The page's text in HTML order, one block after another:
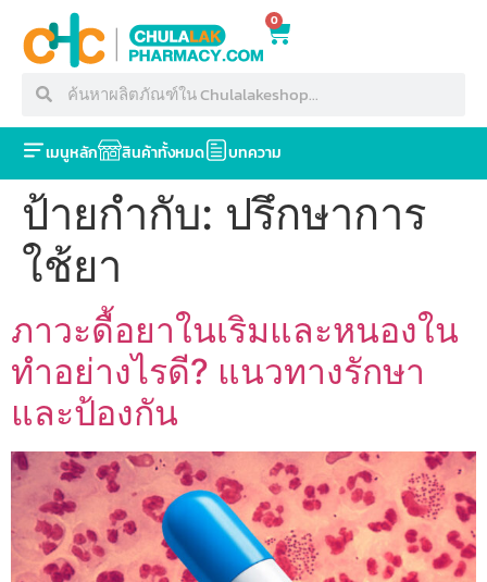
0
เมนูหลัก สินค้าทั้งหมด บทความ
ป้ายกำกับ: ปรึกษาการ
ใช้ยา
ภาวะดื้อยาในเริมและหนองใน
ทำอย่างไรดี? แนวทางรักษา
และป้องกัน